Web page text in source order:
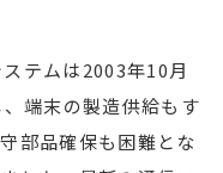
テムは2003年10月
端末の製造供給もす
部品確保も困難とな